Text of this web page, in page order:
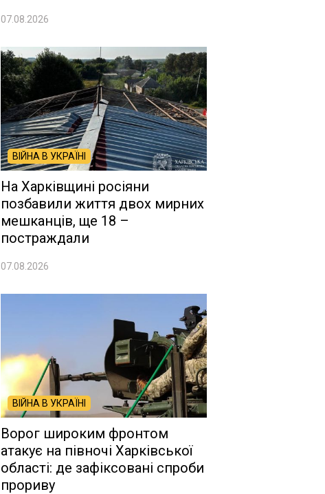
07.08.2026
ВІЙНА В УКРАЇНІ
На Харківщині росіяни
позбавили життя двох мирних
мешканців, ще 18 –
постраждали
07.08.2026
ВІЙНА В УКРАЇНІ
Ворог широким фронтом
атакує на півночі Харківської
області: де зафіксовані спроби
прориву